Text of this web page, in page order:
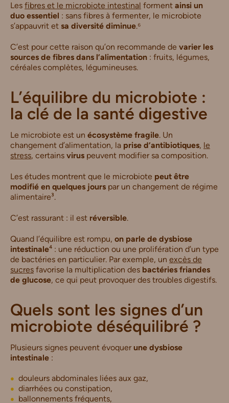
Les fibres et le microbiote intestinal forment ainsi un
duo essentiel : sans fibres à fermenter, le microbiote
s’appauvrit et sa diversité diminue.⁶
C’est pour cette raison qu’on recommande de varier les
sources de fibres dans l’alimentation : fruits, légumes,
céréales complètes, légumineuses.
L’équilibre du microbiote :
la clé de la santé digestive
Le microbiote est un écosystème fragile. Un
changement d’alimentation, la prise d’antibiotiques, le
stress, certains virus peuvent modifier sa composition.
Les études montrent que le microbiote peut être
modifié en quelques jours par un changement de régime
alimentaire³.
C’est rassurant : il est réversible.
Quand l’équilibre est rompu, on parle de dysbiose
intestinale⁴ : une réduction ou une prolifération d’un type
de bactéries en particulier. Par exemple, un excès de
sucres favorise la multiplication des bactéries friandes
de glucose, ce qui peut provoquer des troubles digestifs.
Quels sont les signes d’un
microbiote déséquilibré ?
Plusieurs signes peuvent évoquerune dysbiose
intestinale :
douleurs abdominales liées aux gaz,
diarrhées ou constipation,
ballonnements fréquents,